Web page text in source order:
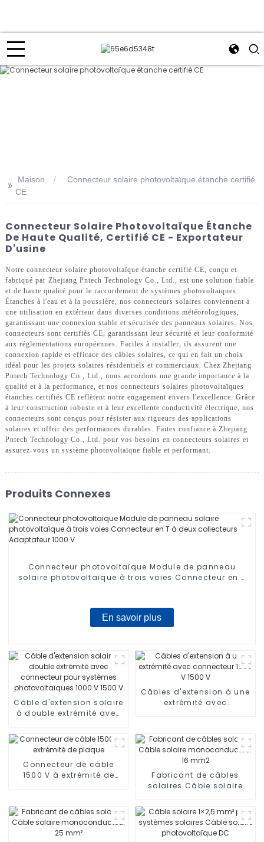
>> Maison
Connecteur solaire photovoltaïque étanche certifié
CE
Connecteur Solaire Photovoltaïque Étanche
De Haute Qualité, Certifié CE - Exportateur
D'usine
Notre connecteur solaire photovoltaïque étanche certifié CE, conçu et
fabriqué par Zhejiang Pntech Technology Co., Ltd., est une solution fiable
et de haute qualité pour le raccordement de systèmes photovoltaïques.
Étanches à l'eau et à la poussière, nos connecteurs solaires conviennent à
une utilisation en extérieur dans diverses conditions météorologiques,
garantissant une connexion stable et sécurisée des panneaux solaires. Nos
connecteurs sont certifiés CE, garantissant leur sécurité et leur conformité
aux réglementations européennes. Faciles à installer, ils assurent une
connexion rapide et efficace des câbles solaires, ce qui en fait un choix
idéal pour les projets solaires résidentiels et commerciaux. Chez Zhejiang
Pntech Technology Co., Ltd., nous accordons une grande importance à la
qualité et à la performance, et nos connecteurs solaires photovoltaïques
étanches certifiés CE reflètent notre engagement envers l'excellence. Grâce
à leur construction robuste et à leur excellente conductivité électrique, nos
connecteurs sont conçus pour résister aux rigueurs des applications
solaires et offrir des performances durables. Faites confiance à Zhejiang
Pntech Technology Co., Ltd. pour vos besoins en connecteurs solaires et
assurez-vous un système photovoltaïque fiable et performant.
Produits Connexes
Connecteur photovoltaïque Module de panneau
solaire photovoltaïque à trois voies Connecteur en T
En savoir plus
Câble d'extension solaire
à double extrémité avec
systèmes
photovoltaïques 1000 V
1500 V
Câbles d'extension à une
extrémité avec
Connecteur de câble
1500 V à extrémité de
Fabricant de câbles
solaires Câble solaire